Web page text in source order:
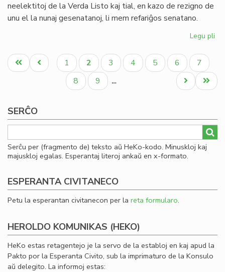
neelektitoj de la Verda Listo kaj tial, en kazo de rezigno de
unu el la nunaj gesenatanoj, li mem refariĝos senatano.
Legu pli
Pagination
Unua
paĝo
Antaŭa
paĝo
Paĝo
1
Aktuala
paĝo
2 Paĝo
3 Paĝo
4 Paĝo
5 Paĝo
6 Paĝo
7
Paĝo
8 Paĝo
9 …
Last
page
Next
page
SERĈO
Serĉu per (fragmento de) teksto aŭ HeKo-kodo. Minuskloj kaj
majuskloj egalas. Esperantaj literoj ankaŭ en x-formato.
ESPERANTA CIVITANECO
Petu la esperantan civitanecon per la reta formularo.
HEROLDO KOMUNIKAS (HEKO)
HeKo estas retagentejo je la servo de la establoj en kaj apud la
Pakto por la Esperanta Civito, sub la imprimaturo de la Konsulo
aŭ delegito. La informoj estas: